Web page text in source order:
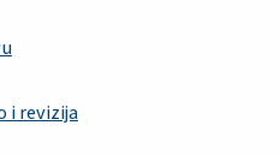
i revizija